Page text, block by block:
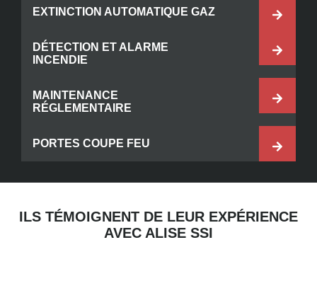
EXTINCTION AUTOMATIQUE GAZ
DÉTECTION ET ALARME
INCENDIE
MAINTENANCE
RÉGLEMENTAIRE
PORTES COUPE FEU
ILS TÉMOIGNENT DE LEUR EXPÉRIENCE
AVEC ALISE SSI